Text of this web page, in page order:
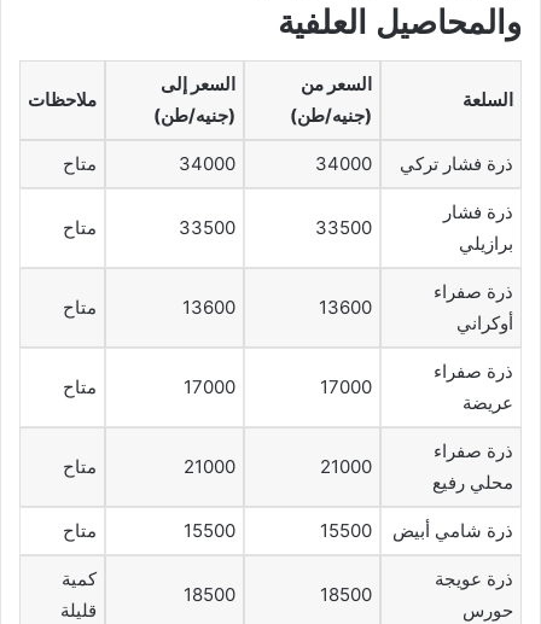
والمحاصيل العلفية
السلعة
السعر من
(جنيه/طن)
السعر إلى
(جنيه/طن)
ملاحظات
ذرة فشار تركي 34000
34000 متاح
ذرة فشار
برازيلي
33500
33500 متاح
ذرة صفراء
أوكراني
13600
13600 متاح
ذرة صفراء
عريضة
17000
17000 متاح
ذرة صفراء
محلي رفيع
21000
21000 متاح
ذرة شامي أبيض 15500
15500 متاح
ذرة عويجة
حورس
18500
18500
كمية
قليلة